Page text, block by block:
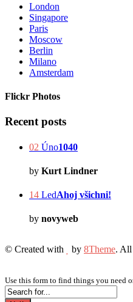
London
Singapore
Paris
Moscow
Berlin
Milano
Amsterdam
Flickr Photos
Recent posts
02 Úno1040
by Kurt Lindner
14 LedAhoj všichni!
by novyweb
© Created with by 8Theme. All
Use this form to find things you need